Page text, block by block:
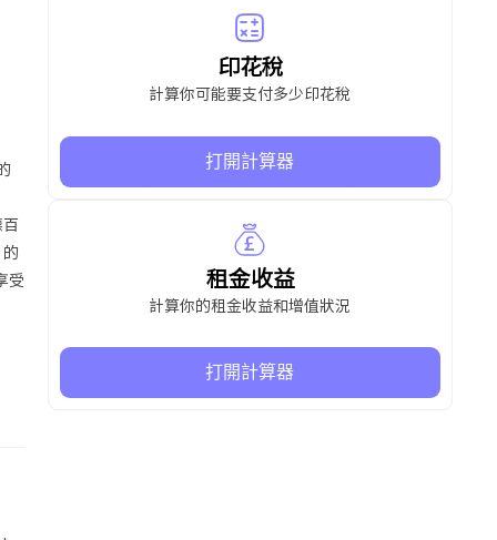
受
印花稅
計算你可能要支付多少印花稅
打開計算器
租金收益
計算你的租金收益和增值狀況
打開計算器